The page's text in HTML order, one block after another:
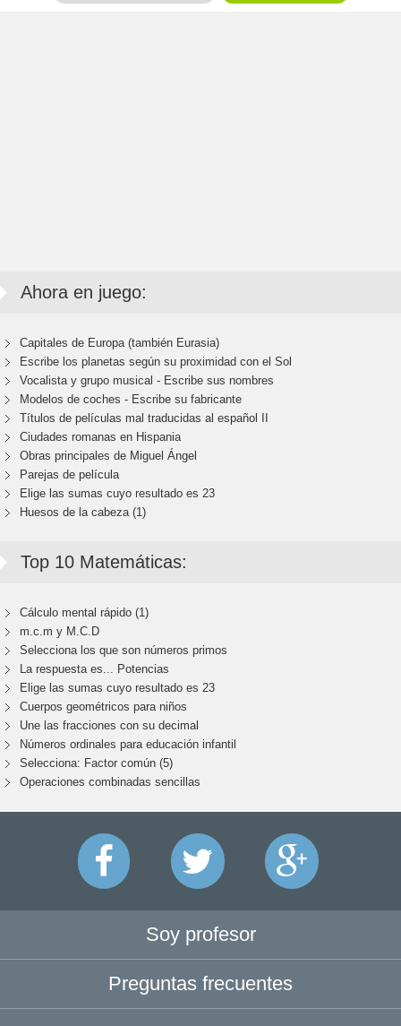
Ahora en juego:
Capitales de Europa (también Eurasia)
Escribe los planetas según su proximidad con el Sol
Vocalista y grupo musical - Escribe sus nombres
Modelos de coches - Escribe su fabricante
Títulos de películas mal traducidas al español II
Ciudades romanas en Hispania
Obras principales de Miguel Ángel
Parejas de película
Elige las sumas cuyo resultado es 23
Huesos de la cabeza (1)
Top 10 Matemáticas:
Cálculo mental rápido (1)
m.c.m y M.C.D
Selecciona los que son números primos
La respuesta es... Potencias
Elige las sumas cuyo resultado es 23
Cuerpos geométricos para niños
Une las fracciones con su decimal
Números ordinales para educación infantil
Selecciona: Factor común (5)
Operaciones combinadas sencillas
Soy profesor
Preguntas frecuentes